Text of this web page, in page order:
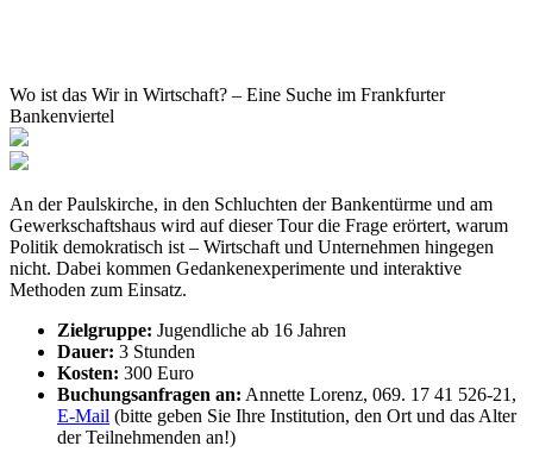
Wo ist das Wir in Wirtschaft? – Eine Suche im Frankfurter
Bankenviertel
An der Paulskirche, in den Schluchten der Bankentürme und am
Gewerkschaftshaus wird auf dieser Tour die Frage erörtert, warum
Politik demokratisch ist – Wirtschaft und Unternehmen hingegen
nicht. Dabei kommen Gedankenexperimente und interaktive
Methoden zum Einsatz.
Zielgruppe: Jugendliche ab 16 Jahren
Dauer: 3 Stunden
Kosten: 300 Euro
Buchungsanfragen an: Annette Lorenz, 069. 17 41 526-21,
E-Mail (bitte geben Sie Ihre Institution, den Ort und das Alter
der Teilnehmenden an!)